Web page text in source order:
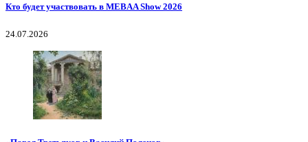
Кто будет участвовать в MEBAA Show 2026
24.07.2026